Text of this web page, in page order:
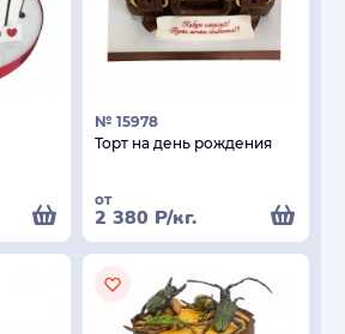
№ 15978
Торт на день рождения
от
2 380 Р/кг.